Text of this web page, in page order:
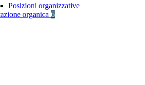
Posizioni organizzative
organica 6